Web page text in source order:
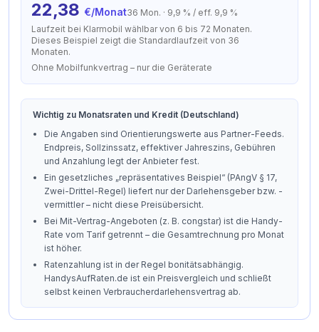
22,38 €/Monat36 Mon. · 9,9 % / eff. 9,9 %
Laufzeit bei Klarmobil wählbar von 6 bis 72 Monaten.
Dieses Beispiel zeigt die Standardlaufzeit von 36
Monaten.
Ohne Mobilfunkvertrag – nur die Geräterate
Wichtig zu Monatsraten und Kredit (Deutschland)
Die Angaben sind Orientierungswerte aus Partner-Feeds.
Endpreis, Sollzinssatz, effektiver Jahreszins, Gebühren
und Anzahlung legt der Anbieter fest.
Ein gesetzliches „repräsentatives Beispiel“ (PAngV § 17,
Zwei-Drittel-Regel) liefert nur der Darlehensgeber bzw. -
vermittler – nicht diese Preisübersicht.
Bei Mit-Vertrag-Angeboten (z. B. congstar) ist die Handy-
Rate vom Tarif getrennt – die Gesamtrechnung pro Monat
ist höher.
Ratenzahlung ist in der Regel bonitätsabhängig.
HandysAufRaten.de ist ein Preisvergleich und schließt
selbst keinen Verbraucherdarlehensvertrag ab.